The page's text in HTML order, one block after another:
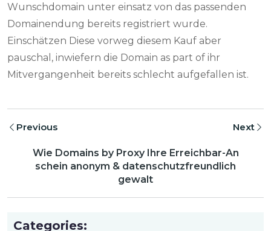
Wunschdomain unter einsatz von das passenden
Domainendung bereits registriert wurde.
Einschätzen Diese vorweg diesem Kauf aber
pauschal, inwiefern die Domain as part of ihr
Mitvergangenheit bereits schlecht aufgefallen ist.
Previous
Wie Domains by Proxy Ihre Erreichbar-An
schein anonym & datenschutzfreundlich
gewalt
Next
Categories: